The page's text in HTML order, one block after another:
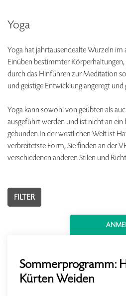
Yoga
Yoga hat jahrtausendealte Wurzeln im
Einüben bestimmter
durch das Hinführen zur Meditation
und geistige Entwicklung angeregt
Yoga kann sowohl von geübten als
ausgeführt werden und ist nicht an
gebunden.In der westlichen Welt ist
verbreitetste Form, Sie finden an der
verschiedenen anderen Stilen und
FILTER
Sommerprogramm:
Kürten Weiden